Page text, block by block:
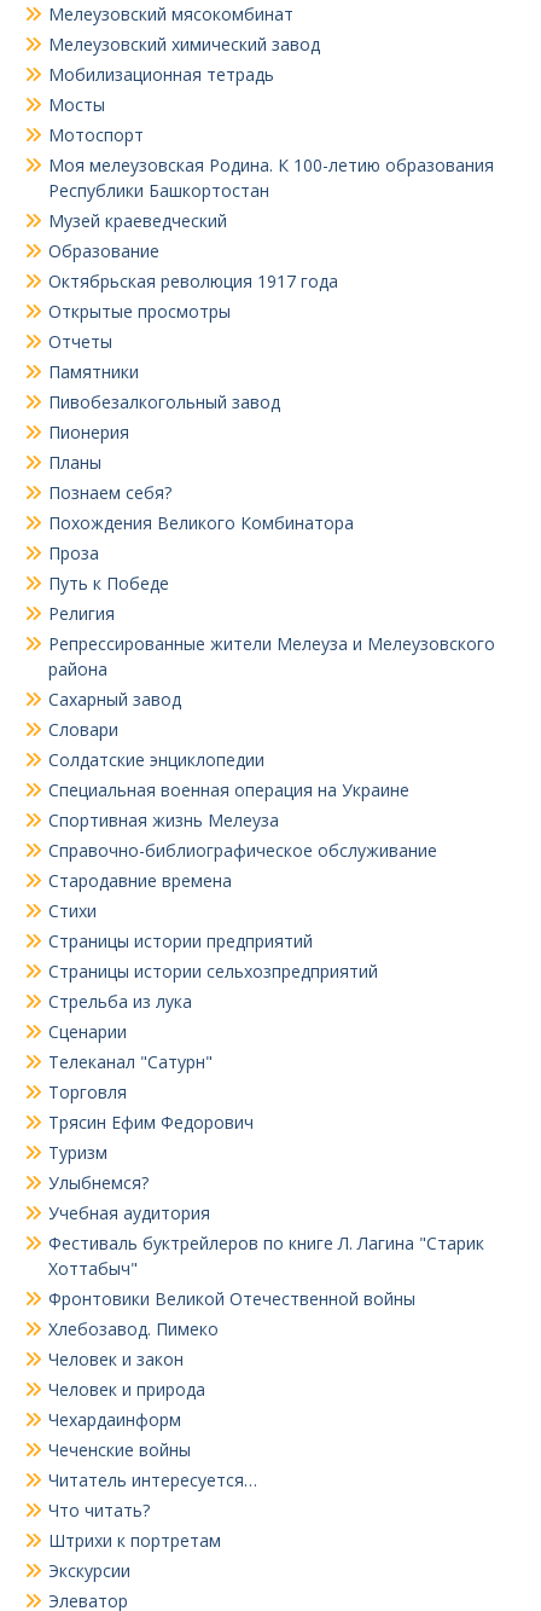
Мелеузовский мясокомбинат
Мелеузовский химический завод
Мобилизационная тетрадь
Мосты
Мотоспорт
Моя мелеузовская Родина. К 100-летию образования
Республики Башкортостан
Музей краеведческий
Образование
Октябрьская революция 1917 года
Открытые просмотры
Отчеты
Памятники
Пивобезалкогольный завод
Пионерия
Планы
Познаем себя?
Похождения Великого Комбинатора
Проза
Путь к Победе
Религия
Репрессированные жители Мелеуза и Мелеузовского
района
Сахарный завод
Словари
Солдатские энциклопедии
Специальная военная операция на Украине
Спортивная жизнь Мелеуза
Справочно-библиографическое обслуживание
Стародавние времена
Стихи
Страницы истории предприятий
Страницы истории сельхозпредприятий
Стрельба из лука
Сценарии
Телеканал "Сатурн"
Торговля
Трясин Ефим Федорович
Туризм
Улыбнемся?
Учебная аудитория
Фестиваль буктрейлеров по книге Л. Лагина "Старик
Хоттабыч"
Фронтовики Великой Отечественной войны
Хлебозавод. Пимеко
Человек и закон
Человек и природа
Чехардаинформ
Чеченские войны
Читатель интересуется…
Что читать?
Штрихи к портретам
Экскурсии
Элеватор